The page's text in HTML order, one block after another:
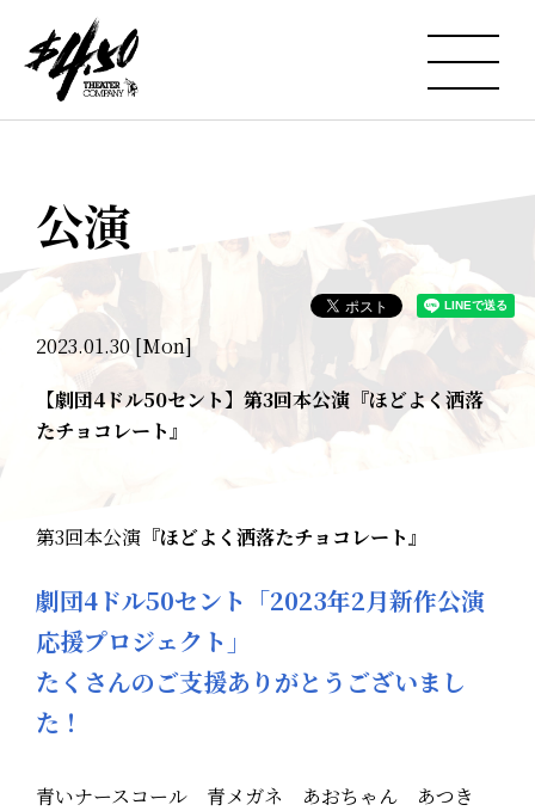
公演
2023.01.30 [Mon]
【劇団4ドル50セント】第3回本公演『ほどよく洒落
たチョコレート』
第3回本公演 『ほどよく洒落たチョコレート』
劇団4ドル50セント「2023年2月新作公演
応援プロジェクト」
たくさんのご支援ありがとうございまし
た！
青いナースコール 青メガネ あおちゃん あつき